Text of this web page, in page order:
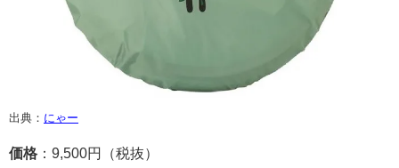
出典： にゃー
価格 ：9,500円（税抜）